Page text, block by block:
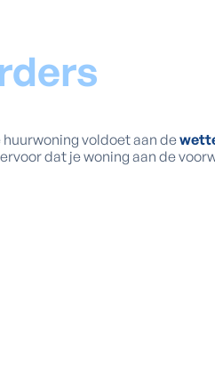
voldoet aan de
dat je woning aan de